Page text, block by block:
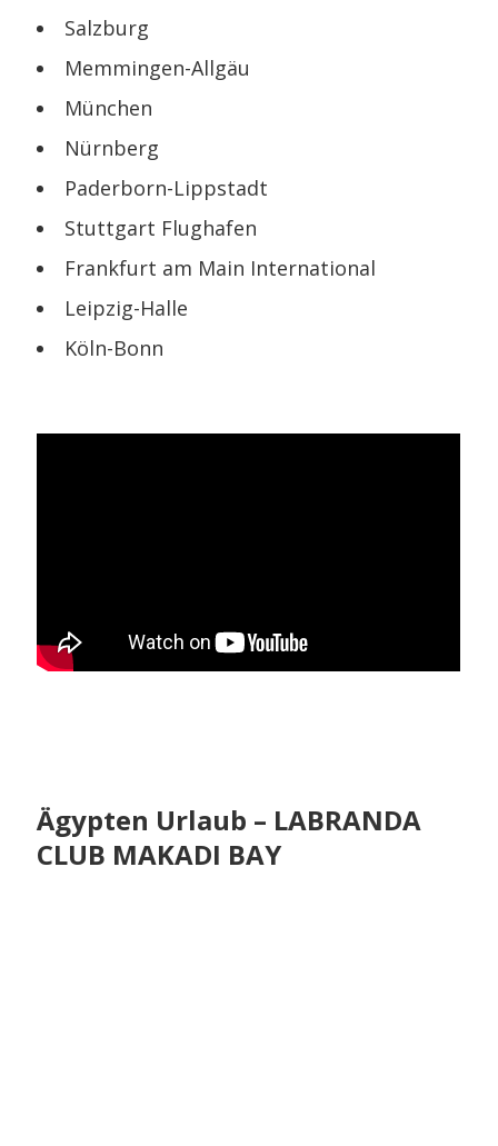
Salzburg
Memmingen-Allgäu
München
Nürnberg
Paderborn-Lippstadt
Stuttgart Flughafen
Frankfurt am Main International
Leipzig-Halle
Köln-Bonn
Ägypten Urlaub – LABRANDA
CLUB MAKADI BAY